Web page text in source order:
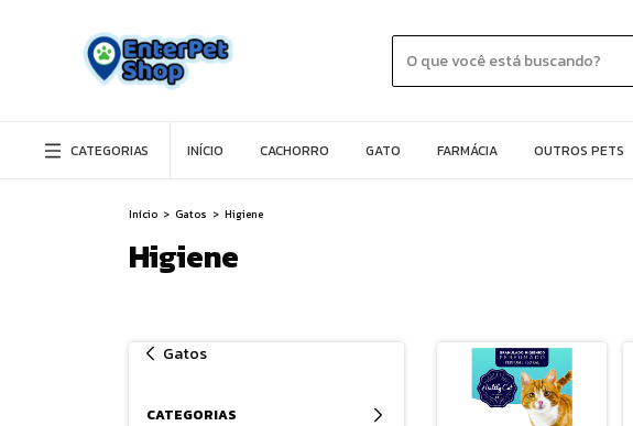
CATEGORIAS INÍCIO CACHORRO GATO FARMÁCIA OUTROS PETS
Início > Gatos > Higiene
Higiene
Gatos
CATEGORIAS